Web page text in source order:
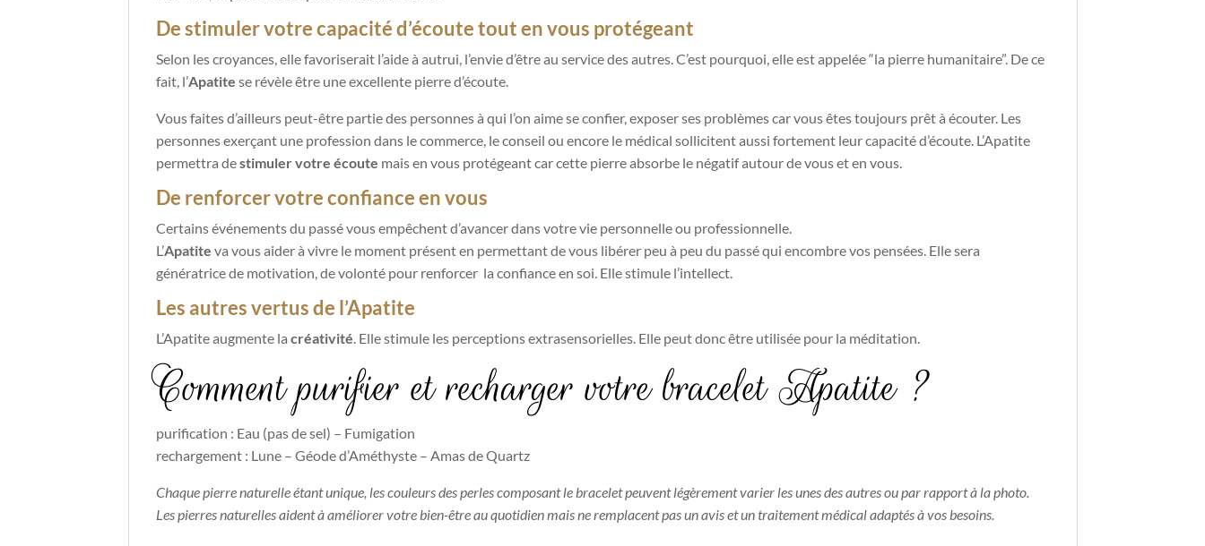
De stimuler votre capacité d’écoute tout en vous protégeant
Selon les croyances, elle favoriserait l’aide à autrui, l’envie d’être au service des autres. C’est pourquoi, elle est appelée “la pierre humanitaire”. De ce
fait, l’Apatite se révèle être une excellente pierre d’écoute.
Vous faites d’ailleurs peut-être partie des personnes à qui l’on aime se confier, exposer ses problèmes car vous êtes toujours prêt à écouter. Les
personnes exerçant une profession dans le commerce, le conseil ou encore le médical sollicitent aussi fortement leur capacité d’écoute. L’Apatite
permettra destimuler votre écoute mais en vous protégeant car cette pierre absorbe le négatif autour de vous et en vous.
De renforcer votre confiance en vous
Certains événements du passé vous empêchent d’avancer dans votre vie personnelle ou professionnelle.
L’Apatite va vous aider à vivre le moment présent en permettant de vous libérer peu à peu du passé qui encombre vos pensées. Elle sera
génératrice de motivation, de volonté pour renforcer la confiance en soi. Elle stimule l’intellect.
Les autres vertus de l’Apatite
L’Apatite augmente la créativité. Elle stimule les perceptions extrasensorielles. Elle peut donc être utilisée pour la méditation.
Comment purifier et recharger votre bracelet Apatite ?
purification : Eau (pas de sel) – Fumigation
rechargement : Lune – Géode d’Améthyste – Amas de Quartz
Chaque pierre naturelle étant unique, les couleurs des perles composant le bracelet peuvent légèrement varier les unes des autres ou par rapport à la photo.
Les pierres naturelles aident à améliorer votre bien-être au quotidien mais ne remplacent pas un avis et un traitement médical adaptés à vos besoins.